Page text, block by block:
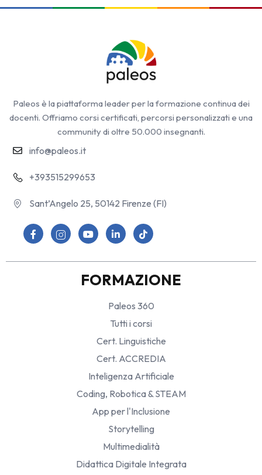
Paleos è la piattaforma leader per la formazione continua dei
docenti. Offriamo corsi certificati, percorsi personalizzati e una
community di oltre 50.000 insegnanti.
info@paleos.it
+393515299653
Sant’Angelo 25, 50142 Firenze (FI)
FORMAZIONE
Paleos 360
Tutti i corsi
Cert. Linguistiche
Cert. ACCREDIA
Inteligenza Artificiale
Coding, Robotica & STEAM
App per l'Inclusione
Storytelling
Multimedialità
Didattica Digitale Integrata